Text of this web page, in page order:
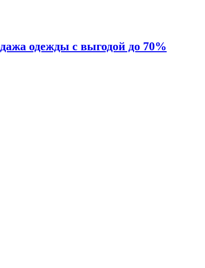
одежды с выгодой до 70%